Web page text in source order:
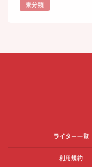
未分類
ライター一覧
利用規約